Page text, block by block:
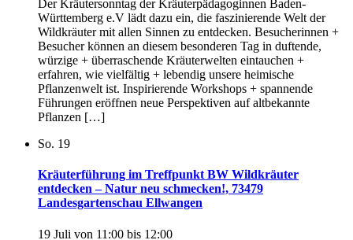
Der Kräutersonntag der Kräuterpädagoginnen Baden-
Württemberg e.V lädt dazu ein, die faszinierende Welt der
Wildkräuter mit allen Sinnen zu entdecken. Besucherinnen +
Besucher können an diesem besonderen Tag in duftende,
würzige + überraschende Kräuterwelten eintauchen +
erfahren, wie vielfältig + lebendig unsere heimische
Pflanzenwelt ist. Inspirierende Workshops + spannende
Führungen eröffnen neue Perspektiven auf altbekannte
Pflanzen […]
So. 19
Kräuterführung im Treffpunkt BW Wildkräuter
entdecken – Natur neu schmecken!, 73479
Landesgartenschau Ellwangen
19 Juli von 11:00 bis 12:00